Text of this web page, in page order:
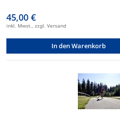
45,00 €
inkl. Mwst., zzgl. Versand
In den Warenkorb